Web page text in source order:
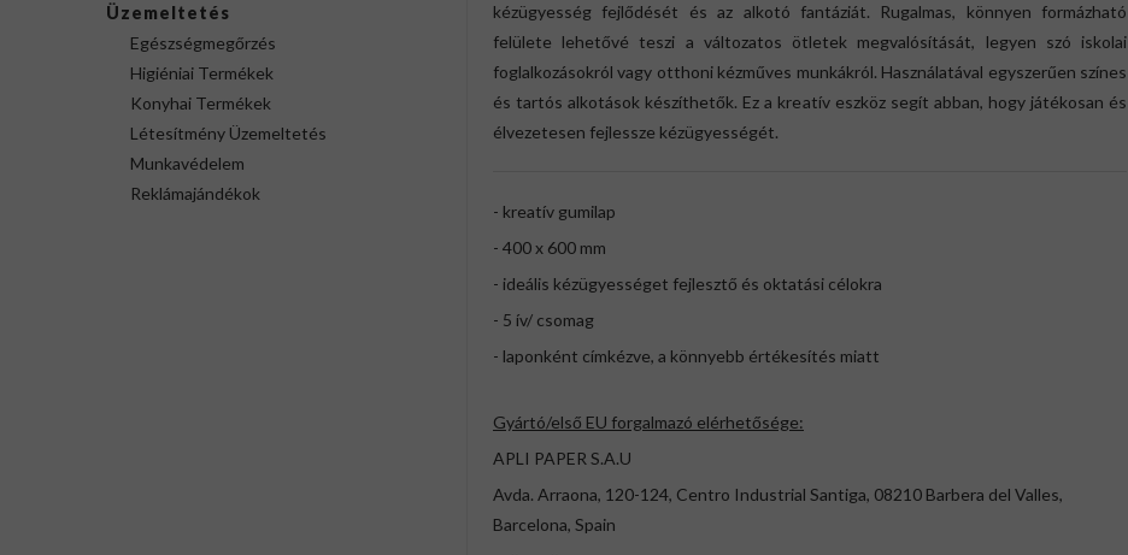
Üzemeltetés
Egészségmegőrzés
Higiéniai Termékek
Konyhai Termékek
Létesítmény Üzemeltetés
Munkavédelem
Reklámajándékok
kézügyesség fejlődését és az alkotó fantáziát. Rugalmas, könnyen formázható
felülete lehetővé teszi a változatos ötletek megvalósítását, legyen szó iskolai
foglalkozásokról vagy otthoni kézműves munkákról. Használatával egyszerűen színes
és tartós alkotások készíthetők. Ez a kreatív eszköz segít abban, hogy játékosan és
élvezetesen fejlessze kézügyességét.
- kreatív gumilap
- 400 x 600 mm
- ideális kézügyességet fejlesztő és oktatási célokra
- 5 ív/ csomag
- laponként címkézve, a könnyebb értékesítés miatt
Gyártó/első EU forgalmazó elérhetősége:
APLI PAPER S.A.U
Avda. Arraona, 120-124, Centro Industrial Santiga, 08210 Barbera del Valles,
Barcelona, Spain